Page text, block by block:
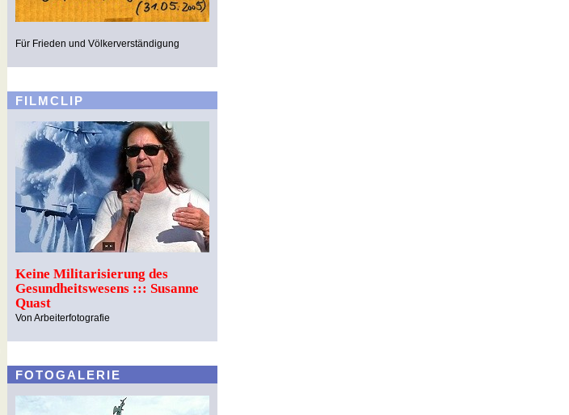
Für Frieden und Völkerverständigung
FILMCLIP
Keine Militarisierung des
Gesundheitswesens ::: Susanne
Quast
Von Arbeiterfotografie
FOTOGALERIE